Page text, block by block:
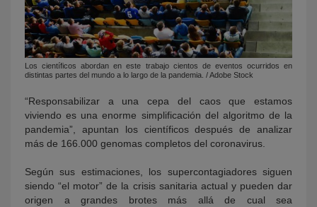
Los científicos abordan en este trabajo cientos de eventos ocurridos en
distintas partes del mundo a lo largo de la pandemia. / Adobe Stock
“Responsabilizar a una cepa del caos que estamos
viviendo es una enorme simplificación del algoritmo de la
pandemia”, apuntan los científicos después de analizar
más de 166.000 genomas completos del coronavirus.
Según sus estimaciones, los supercontagiadores siguen
siendo “el motor” de la crisis sanitaria actual y pueden dar
origen a grandes brotes más allá de cual sea